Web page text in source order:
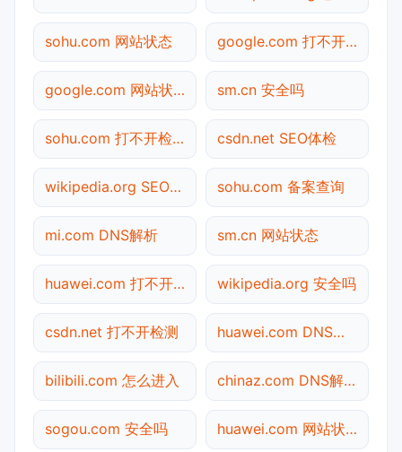
sohu.com 网站状态 google.com 打不开检测
google.com 网站状态 sm.cn 安全吗
sohu.com 打不开检测 csdn.net SEO体检
wikipedia.org SEO体检 sohu.com 备案查询
mi.com DNS解析 sm.cn 网站状态
huawei.com 打不开检测 wikipedia.org 安全吗
csdn.net 打不开检测 huawei.com DNS解析
bilibili.com 怎么进入 chinaz.com DNS解析
sogou.com 安全吗 huawei.com 网站状态